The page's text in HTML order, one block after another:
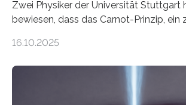
Zwei Physiker der Universität Stuttgart
bewiesen, dass das Carnot-Prinzip, ein
Größenordnung von Atomen gilt, deren
16.10.2025